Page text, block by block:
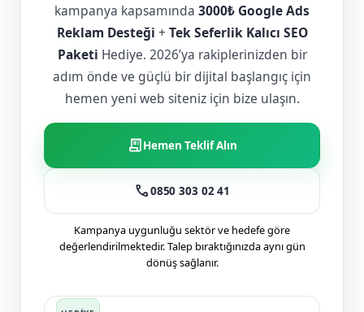
kampanya kapsamında 3000₺ Google Ads
Reklam Desteği + Tek Seferlik Kalıcı SEO
Paketi Hediye. 2026’ya rakiplerinizden bir
adım önde ve güçlü bir dijital başlangıç için
hemen yeni web siteniz için bize ulaşın.
receipt_longHemen Teklif Alın
call0850 303 02 41
Kampanya uygunluğu sektör ve hedefe göre
değerlendirilmektedir. Talep bıraktığınızda aynı gün
dönüş sağlanır.